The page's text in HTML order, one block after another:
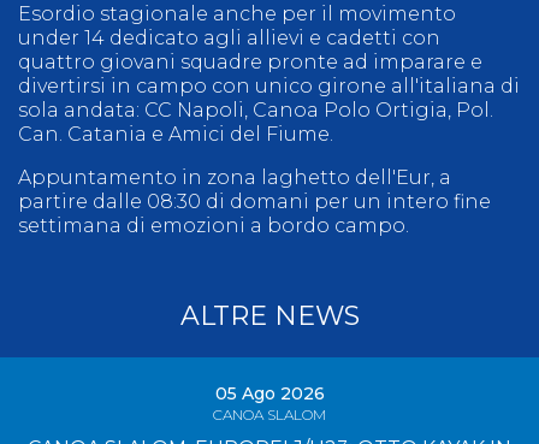
Esordio stagionale anche per il movimento
under 14 dedicato agli allievi e cadetti con
quattro giovani squadre pronte ad imparare e
divertirsi in campo con unico girone all'italiana di
sola andata: CC Napoli, Canoa Polo Ortigia, Pol.
Can. Catania e Amici del Fiume.
Appuntamento in zona laghetto dell'Eur, a
partire dalle 08:30 di domani per un intero fine
settimana di emozioni a bordo campo.
ALTRE NEWS
05 Ago 2026
CANOA SLALOM